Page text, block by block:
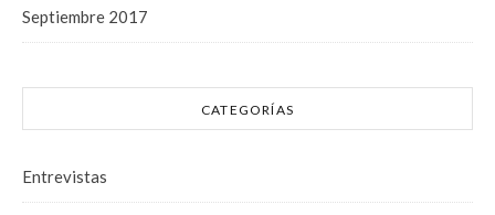
Septiembre 2017
CATEGORÍAS
Entrevistas